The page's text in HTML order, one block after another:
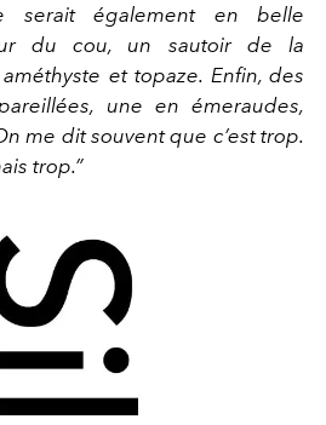
serait également en belle
du cou, un sautoir de la
et topaze. Enfin, des
une en émeraudes,
me dit souvent que c’est trop.
trop.”